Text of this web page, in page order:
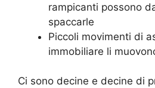
rampicanti possono
spaccarle
Piccoli movimenti di
immobiliare li
Ci sono decine e decine di